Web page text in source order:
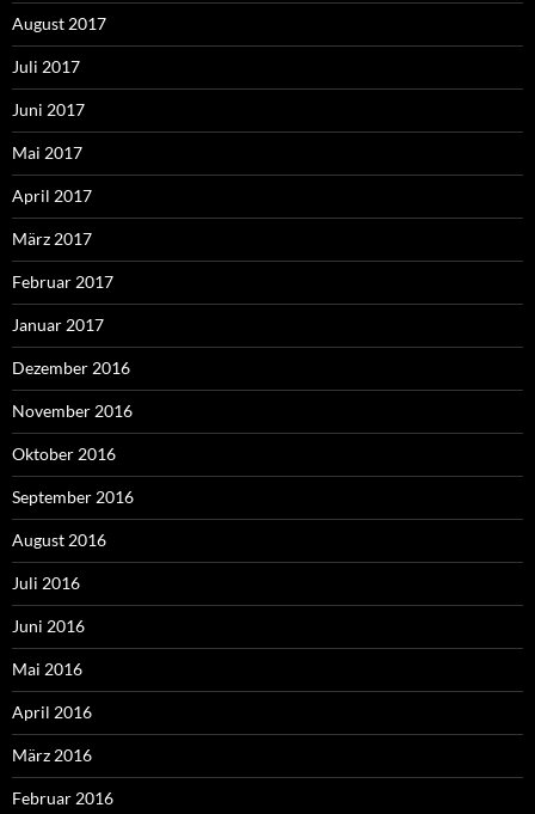
August 2017
Juli 2017
Juni 2017
Mai 2017
April 2017
März 2017
Februar 2017
Januar 2017
Dezember 2016
November 2016
Oktober 2016
September 2016
August 2016
Juli 2016
Juni 2016
Mai 2016
April 2016
März 2016
Februar 2016